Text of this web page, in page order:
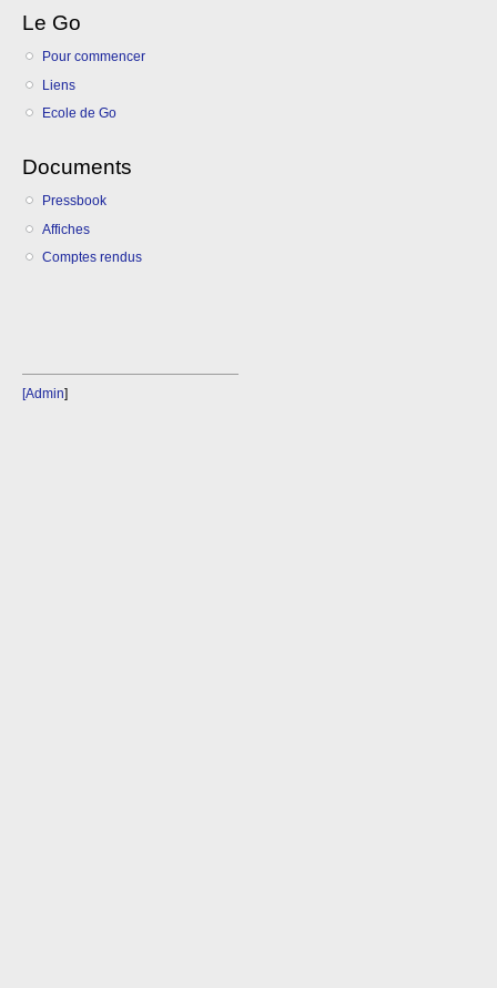
Le Go
Pour commencer
Liens
Ecole de Go
Documents
Pressbook
Affiches
Comptes rendus
[Admin]